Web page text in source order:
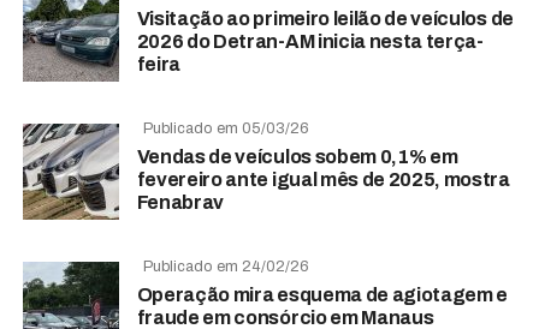
Visitação ao primeiro leilão de veículos de
2026 do Detran-AM inicia nesta terça-
feira
Publicado em 05/03/26
Vendas de veículos sobem 0,1% em
fevereiro ante igual mês de 2025, mostra
Fenabrav
Publicado em 24/02/26
Operação mira esquema de agiotagem e
fraude em consórcio em Manaus